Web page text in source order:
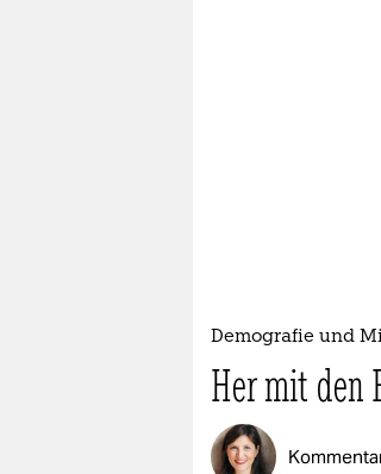
Demografie und
Her mit den